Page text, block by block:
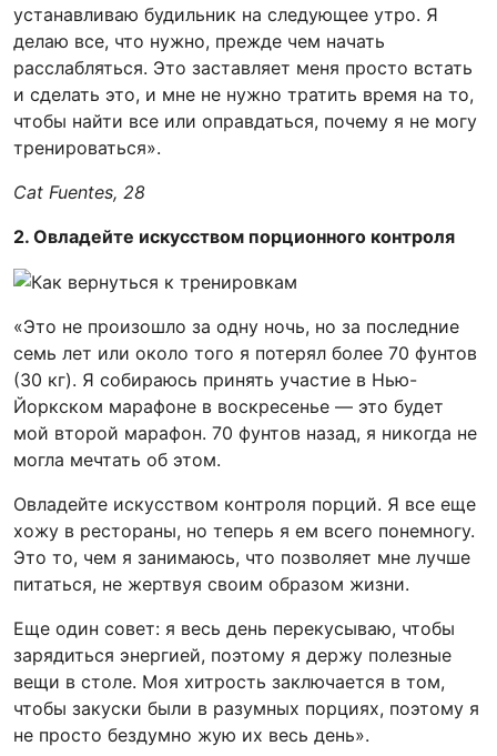
устанавливаю будильник на следующее утро. Я
делаю все, что нужно, прежде чем начать
расслабляться. Это заставляет меня просто встать
и сделать это, и мне не нужно тратить время на то,
чтобы найти все или оправдаться, почему я не могу
тренироваться».
Cat Fuentes, 28
2. Овладейте искусством порционного контроля
«Это не произошло за одну ночь, но за последние
семь лет или около того я потерял более 70 фунтов
(30 кг). Я собираюсь принять участие в Нью-
Йоркском марафоне в воскресенье — это будет
мой второй марафон. 70 фунтов назад, я никогда не
могла мечтать об этом.
Овладейте искусством контроля порций. Я все еще
хожу в рестораны, но теперь я ем всего понемногу.
Это то, чем я занимаюсь, что позволяет мне лучше
питаться, не жертвуя своим образом жизни.
Еще один совет: я весь день перекусываю, чтобы
зарядиться энергией, поэтому я держу полезные
вещи в столе. Моя хитрость заключается в том,
чтобы закуски были в разумных порциях, поэтому я
не просто бездумно жую их весь день».